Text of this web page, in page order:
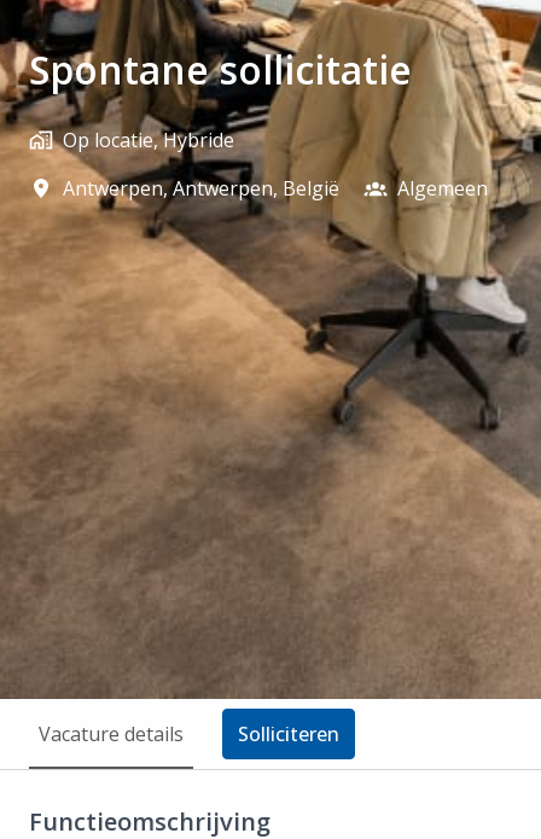
Spontane sollicitatie
Op locatie, Hybride
Antwerpen,Antwerpen, België Algemeen
Vacature details Solliciteren
Functieomschrijving